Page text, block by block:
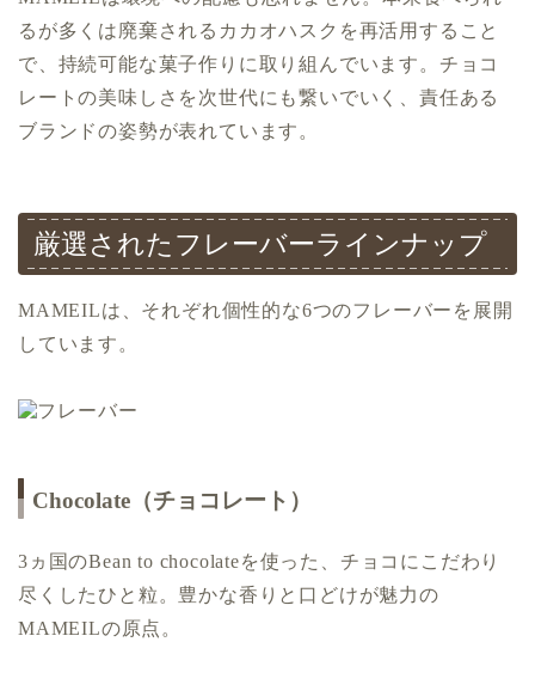
るが多くは廃棄されるカカオハスクを再活用すること
で、持続可能な菓子作りに取り組んでいます。チョコ
レートの美味しさを次世代にも繋いでいく、責任ある
ブランドの姿勢が表れています。
厳選されたフレーバーラインナップ
MAMEILは、それぞれ個性的な6つのフレーバーを展開
しています。
Chocolate（チョコレート）
3ヵ国のBean to chocolateを使った、チョコにこだわり
尽くしたひと粒。豊かな香りと口どけが魅力の
MAMEILの原点。